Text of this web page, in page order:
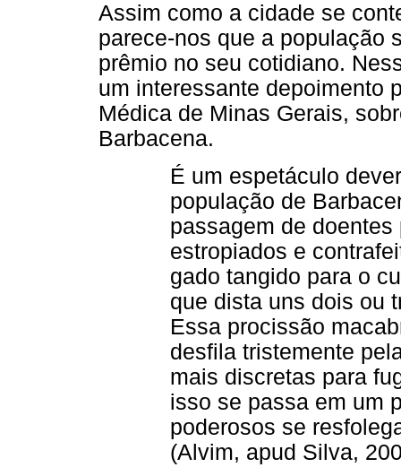
Assim como a cidade se
parece-nos que a população
prêmio no seu cotidiano.
um interessante depoimento
Médica de Minas Gerais,
Barbacena.
É um espetáculo
população de
passagem de
estropiados e
gado tangido para o
que dista uns dois ou
Essa procissão
desfila tristemente
mais discretas para
isso se passa em um
poderosos se
(Alvim, apud Silva,